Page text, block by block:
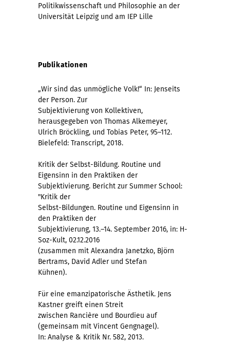
Politikwissenschaft und Philosophie an der
Universität Leipzig und am IEP Lille
Publikationen
„Wir sind das unmögliche Volk!“ In: Jenseits
der Person. Zur
Subjektivierung von Kollektiven,
herausgegeben von Thomas Alkemeyer,
Ulrich Bröckling, und Tobias Peter, 95–112.
Bielefeld: Transcript, 2018.
Kritik der Selbst-Bildung. Routine und
Eigensinn in den Praktiken der
Subjektivierung. Bericht zur Summer School:
"Kritik der
Selbst-Bildungen. Routine und Eigensinn in
den Praktiken der
Subjektivierung, 13.–14. September 2016, in: H-
Soz-Kult, 02.12.2016
(zusammen mit Alexandra Janetzko, Björn
Bertrams, David Adler und Stefan
Kühnen).
Für eine emanzipatorische Ästhetik. Jens
Kastner greift einen Streit
zwischen Rancière und Bourdieu auf
(gemeinsam mit Vincent Gengnagel).
In: Analyse & Kritik Nr. 582, 2013.